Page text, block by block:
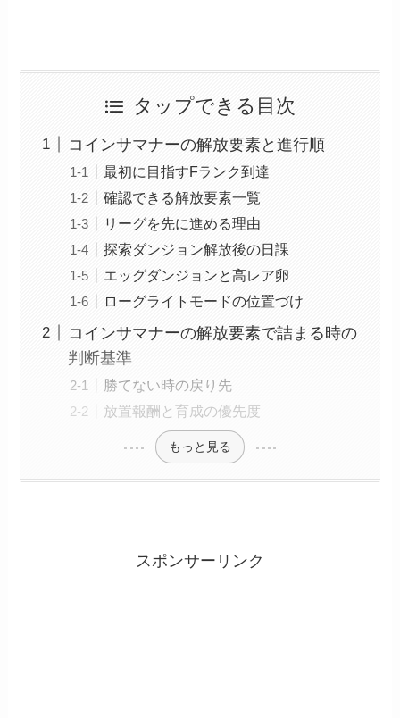
タップできる目次
コインサマナーの解放要素と進行順
最初に目指すFランク到達
確認できる解放要素一覧
リーグを先に進める理由
探索ダンジョン解放後の日課
エッグダンジョンと高レア卵
ローグライトモードの位置づけ
コインサマナーの解放要素で詰まる時の
判断基準
勝てない時の戻り先
放置報酬と育成の優先度
もっと見る
スポンサーリンク